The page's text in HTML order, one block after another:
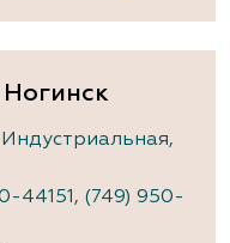
Ногинск
Индустриальная,
44151 , (749) 950-